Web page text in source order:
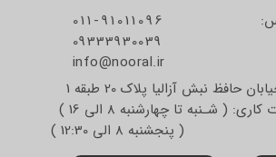
011-91011096
09333930039
info@nooral.ir
حافظ نبش آزالیا پلاک 20 طبقه 1
( شـنبه تا چهارشنبه 8 الی 16 )
8 الی 12:30 )